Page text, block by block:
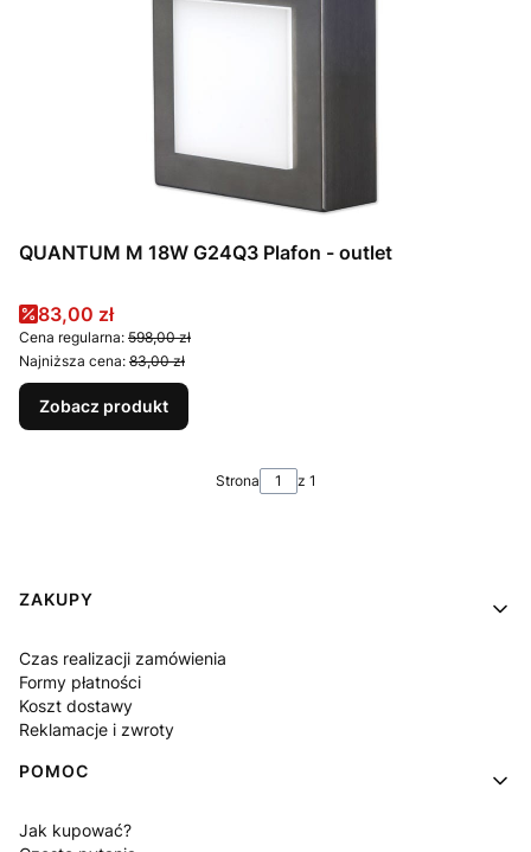
QUANTUM M 18W G24Q3 Plafon - outlet
Cena promocyjna
83,00 zł
Cena regularna: 598,00 zł
Najniższa cena: 83,00 zł
Zobacz produkt
Strona z 1
Linki w stopce
ZAKUPY
Czas realizacji zamówienia
Formy płatności
Koszt dostawy
Reklamacje i zwroty
POMOC
Jak kupować?